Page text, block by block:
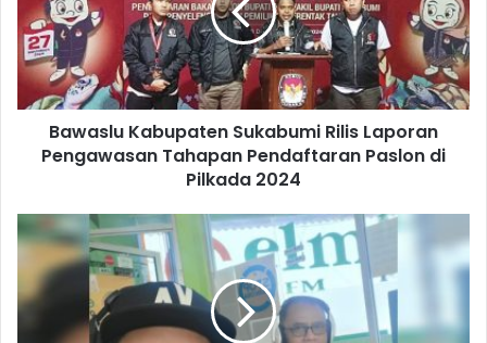
Bawaslu Kabupaten Sukabumi Rilis Laporan
Pengawasan Tahapan Pendaftaran Paslon di
Pilkada 2024